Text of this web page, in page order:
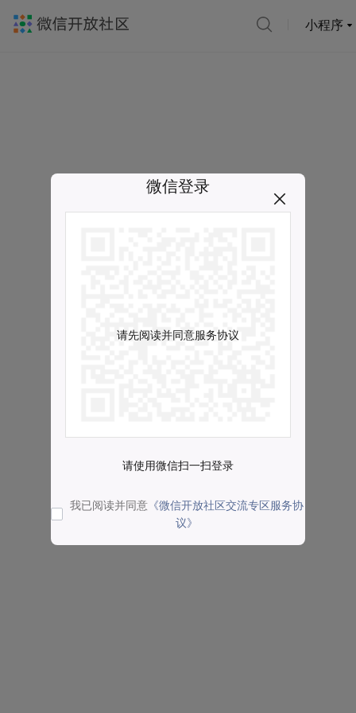
小程序
微信登录
请先阅读并同意服务协议
请使用微信扫一扫登录
我已阅读并同意 《微信开放社区交流专区服务协
议》